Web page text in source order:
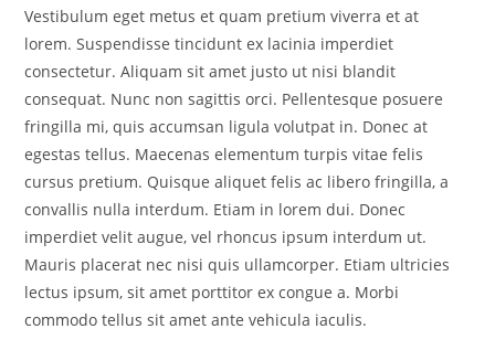
Vestibulum eget metus et quam pretium viverra et at
lorem. Suspendisse tincidunt ex lacinia imperdiet
consectetur. Aliquam sit amet justo ut nisi blandit
consequat. Nunc non sagittis orci. Pellentesque posuere
fringilla mi, quis accumsan ligula volutpat in. Donec at
egestas tellus. Maecenas elementum turpis vitae felis
cursus pretium. Quisque aliquet felis ac libero fringilla, a
convallis nulla interdum. Etiam in lorem dui. Donec
imperdiet velit augue, vel rhoncus ipsum interdum ut.
Mauris placerat nec nisi quis ullamcorper. Etiam ultricies
lectus ipsum, sit amet porttitor ex congue a. Morbi
commodo tellus sit amet ante vehicula iaculis.